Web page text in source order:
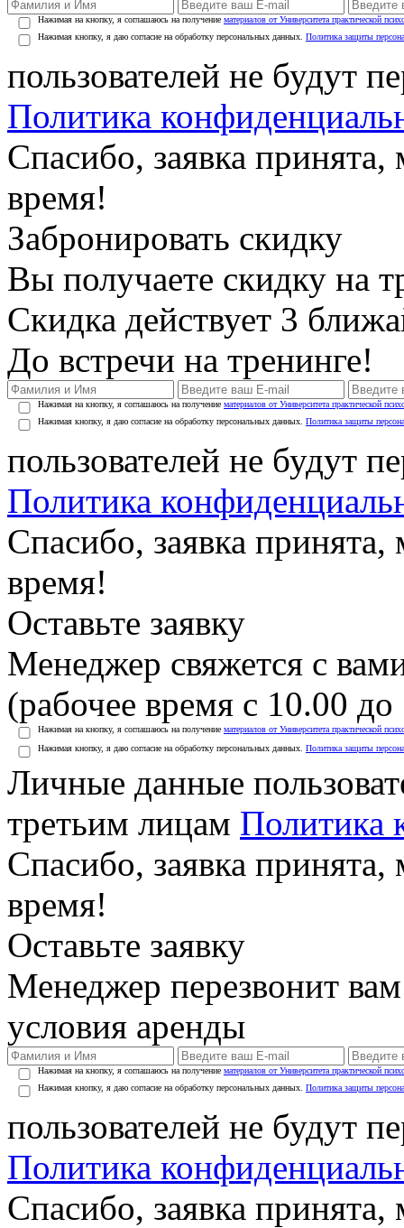
Нажимая на кнопку, я соглашаюсь на получение материалов от Университета практической
Нажимая кнопку, я даю согласие на обработку персональных данных. Политика защиты
пользователей не будут
Политика
Спасибо, заявка
время!
Забронировать скидку
Вы получаете скидку на
Скидка действует 3
До встречи на тренинге!
Нажимая на кнопку, я соглашаюсь на получение материалов от Университета практической
Нажимая кнопку, я даю согласие на обработку персональных данных. Политика защиты
пользователей не будут
Политика
Спасибо, заявка
время!
Оставьте заявку
Менеджер свяжется с
(рабочее время с 10.00
Нажимая на кнопку, я соглашаюсь на получение материалов от Университета практической
Нажимая кнопку, я даю согласие на обработку персональных данных. Политика защиты
Личные данные
третьим лицам Политика
Спасибо, заявка
время!
Оставьте заявку
Менеджер перезвонит
условия аренды
Нажимая на кнопку, я соглашаюсь на получение материалов от Университета практической
Нажимая кнопку, я даю согласие на обработку персональных данных. Политика защиты
пользователей не будут
Политика
Спасибо, заявка